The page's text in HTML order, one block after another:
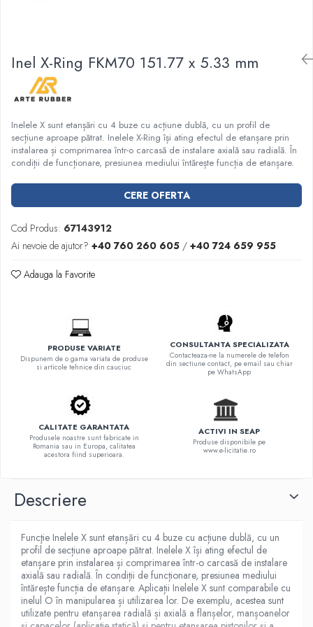
Pentru etansari cu gauri de trecere a
prezoanelor (full face) conform DIN
86071
Pentru flanse plate cu umar (RF) conform
DIN 2690
Inel X-Ring FKM70 151.77 x 5.33 mm
Inelele X sunt etanșări cu 4 buze cu acțiune dublă, cu un profil de
secțiune aproape pătrat. Inelele X-Ring își ating efectul de etanșare prin
instalarea și comprimarea într-o carcasă de instalare axială sau radială. În
condiții de funcționare, presiunea mediului întărește funcția de etanșare.
CERE OFERTA
Cod Produs: 67143912
Ai nevoie de ajutor? +40 760 260 605 / +40 724 659 955
Adauga la Favorite
PRODUSE VARIATE
Dispunem de o gama variata de produse
si articole tehnice din cauciuc
CONSULTANTA SPECIALIZATA
Contacteaza-ne la numerele de telefon
din sectiune contact, pe email sau chiar
pe WhatsApp
CALITATE GARANTATA
Produsele noastre sunt fabricate in
Romania sau in Europa, calitatea
acestora fiind superioara.
ACTIVI IN SEAP
Produse disponibile pe
www.e-licitatie.ro
Descriere
Funcţie Inelele X sunt etanșări cu 4 buze cu acțiune dublă, cu un
profil de secțiune aproape pătrat. Inelele X își ating efectul de
etanșare prin instalarea și comprimarea într-o carcasă de instalare
axială sau radială. În condiții de funcționare, presiunea mediului
întărește funcția de etanșare. Aplicații Inelele X sunt comparabile cu
inelul O în manipularea și utilizarea lor. De exemplu, acestea sunt
utilizate pentru etanșarea radială și axială a flanșelor, manșoanelor